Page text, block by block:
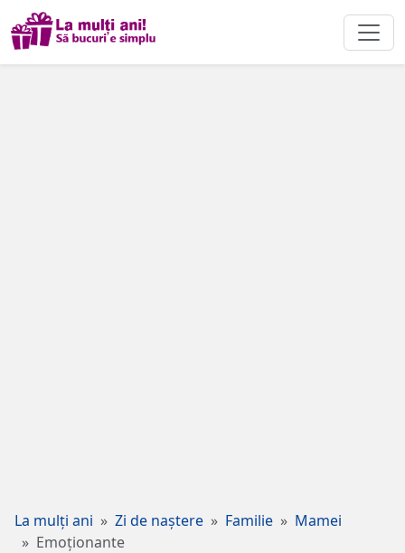
La mulți ani Zi de naștere Familie
Mamei
Emoționante